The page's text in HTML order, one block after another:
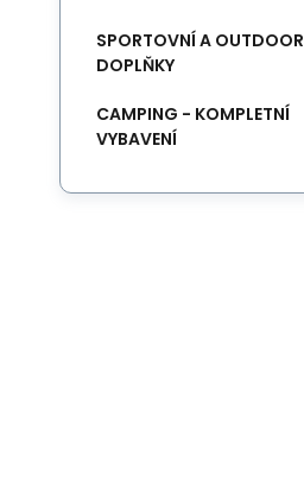
SPORTOVNÍ A OUTDOOR
DOPLŇKY
CAMPING - KOMPLETNÍ
VYBAVENÍ